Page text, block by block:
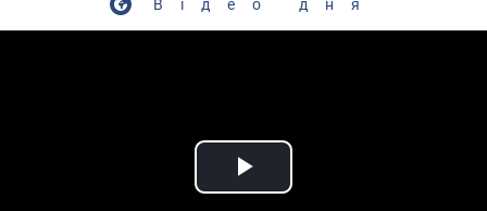
Відео дня
Play Video